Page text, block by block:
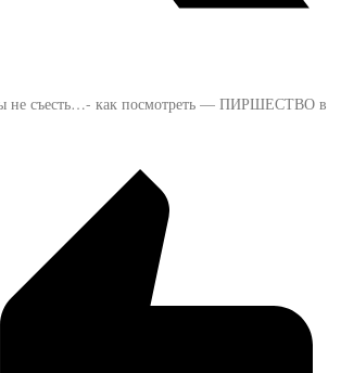
не съесть…- как посмотреть — ПИРШЕСТВО в